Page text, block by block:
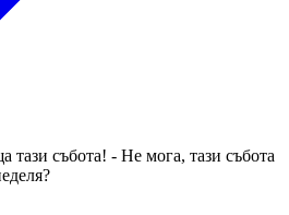
тази събота! - Не мога, тази събота